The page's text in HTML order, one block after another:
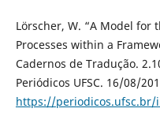
Lörscher, W. “A Model for
Processes within a
Cadernos de Tradução.
Periódicos UFSC. 16/08/
https://